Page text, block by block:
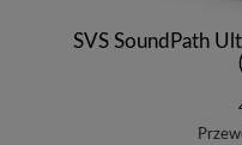
SVS SoundPath